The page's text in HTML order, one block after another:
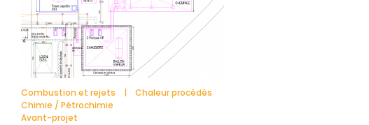
Combustion et rejets
Chaleur procédés
Chimie / Pétrochimie
Avant-projet